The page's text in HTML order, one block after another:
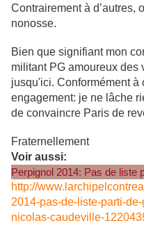
Contrairement à d’autres,
nonosse.
Bien que signifiant mon
militant PG amoureux des
jusqu'ici. Conformément à
engagement: je ne lâche
de convaincre Paris de
Fraternellement
Voir aussi:
Perpignol 2014: Pas de liste
http://
2014-pas-de-liste-parti-
nicolas-caudeville-